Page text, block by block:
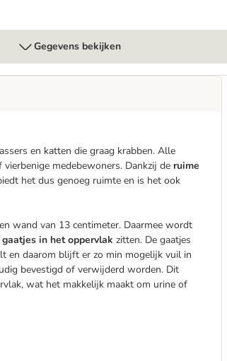
Gegevens bekijken
en katten die graag krabben. Alle
medebewoners. Dankzij de ruime
het dus genoeg ruimte en is het ook
wand van 13 centimeter. Daarmee wordt
in het oppervlak zitten. De gaatjes
en daarom blijft er zo min mogelijk vuil in
bevestigd of verwijderd worden. Dit
wat het makkelijk maakt om urine of